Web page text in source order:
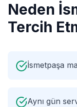
Neden
Tercih
İsmetpaşa
Aynı gün